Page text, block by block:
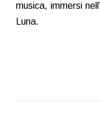
musica, immersi
Luna.